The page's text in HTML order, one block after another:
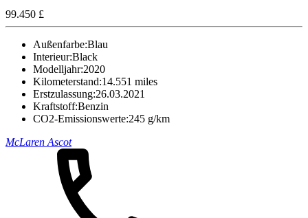
99.450 £
Außenfarbe:Blau
Interieur:Black
Modelljahr:2020
Kilometerstand:14.551 miles
Erstzulassung:26.03.2021
Kraftstoff:Benzin
CO2-Emissionswerte:245 g/km
McLaren Ascot